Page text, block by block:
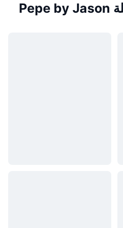
عملات مشابهة لعملة Pepe by Jason